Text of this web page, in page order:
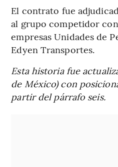
El contrato fue
al grupo competidor
empresas Unidades de
Edyen Transportes.
Esta historia fue
de México) con
partir del párrafo seis.